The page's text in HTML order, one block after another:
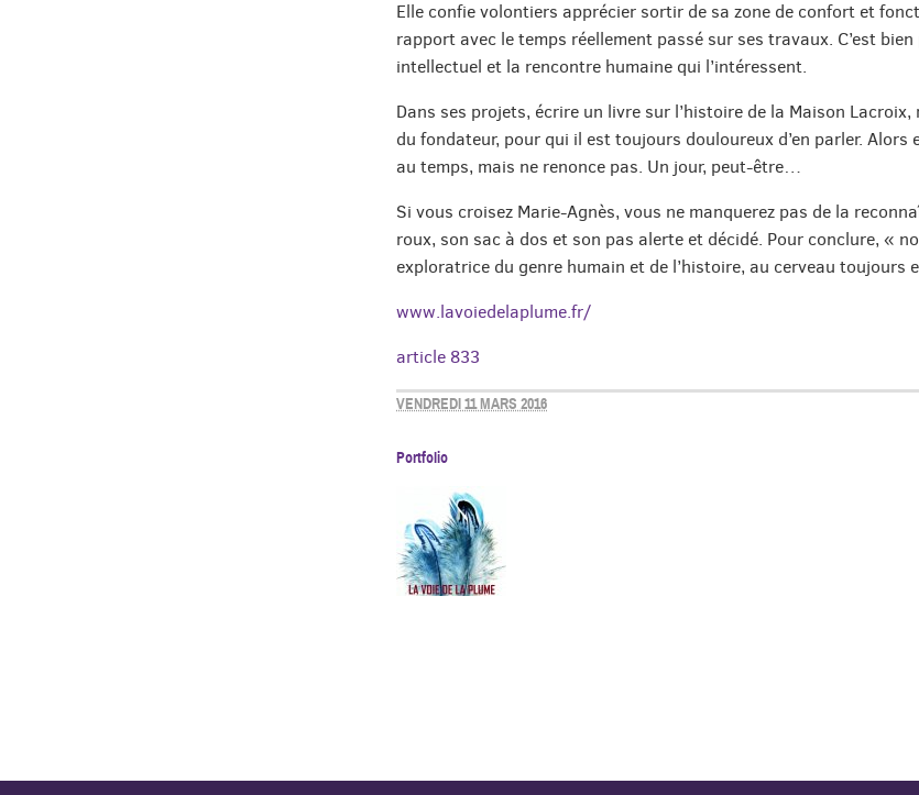
Elle confie volontiers apprécier sortir de sa zone de confort et
rapport avec le temps réellement passé sur ses travaux. C’est bien
intellectuel et la rencontre humaine qui l’intéressent.
Dans ses projets, écrire un livre sur l’histoire de la Maison Lacroix,
du fondateur, pour qui il est toujours douloureux d’en parler. Alors
au temps, mais ne renonce pas. Un jour, peut-être…
Si vous croisez Marie-Agnès, vous ne manquerez pas de la
roux, son sac à dos et son pas alerte et décidé. Pour conclure, «
exploratrice du genre humain et de l’histoire, au cerveau toujours
www.lavoiedelaplume.fr/
article 833
VENDREDI 11 MARS 2016
Portfolio